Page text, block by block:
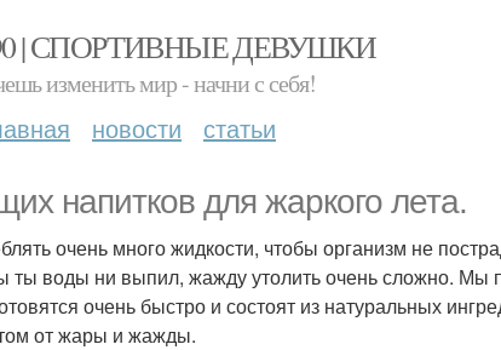
| СПОРТИВНЫЕ ДЕВУШКИ
изменить мир - начни с себя!
новости статьи
напитков для жаркого лета.
очень много жидкости, чтобы организм не
ты воды ни выпил, жажду утолить очень сложно.
очень быстро и состоят из натуральных
от жары и жажды.